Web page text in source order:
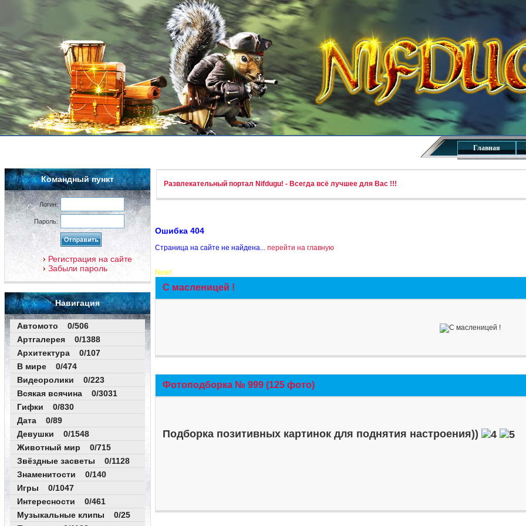
Главная
Командный пункт
Логин:
Пароль:
Регистрация на сайте
Забыли пароль
Навигация
Автомото 0/506
Артгалерея 0/1388
Архитектура 0/107
В мире 0/474
Видеоролики 0/223
Всякая всячина 0/3031
Гифки 0/830
Дата 0/89
Девушки 0/1548
Животный мир 0/715
Звёздные засветы 0/1128
Знаменитости 0/140
Игры 0/1047
Интересности 0/461
Музыкальные клипы 0/25
Развлекательный портал Nifdugu! - Всегда всё лучшее для Вас !!!
Ошибка 404
Страница на сайте не найдена... перейти на главную
New!
С масленицей !
Фотоподборка № 999 (125 фото)
Подборка позитивных картинок для поднятия настроения))